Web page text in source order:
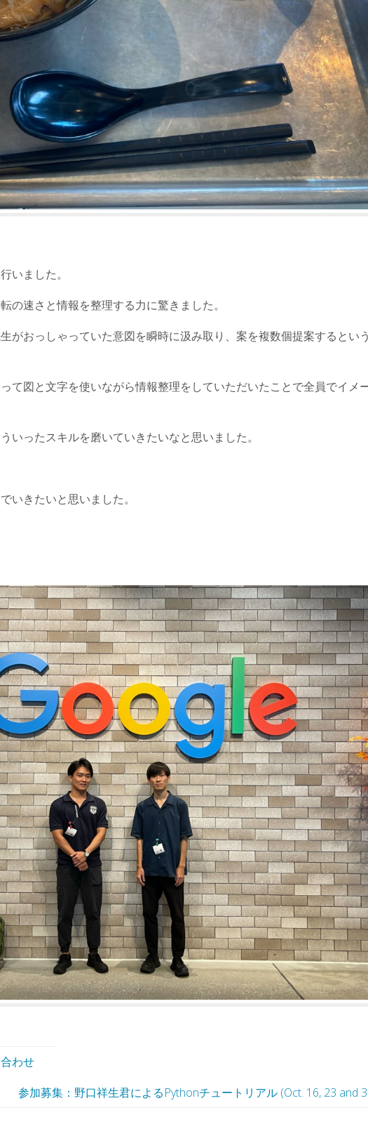
いました。
の速さと情報を整理する力に驚きました。
がおっしゃっていた意図を瞬時に汲み取り、案を複数個提案するとい
て図と文字を使いながら情報整理をしていただいたことで全員でイメ
いったスキルを磨いていきたいなと思いました。
いきたいと思いました。
わせ
参加募集：野口祥生君によるPythonチュートリアル (Oct. 16, 23 and